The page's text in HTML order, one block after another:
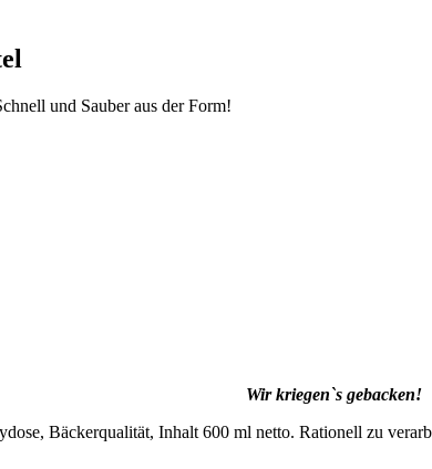
und Sauber aus der Form!
Wir kriegen`s gebacken!
Bäckerqualität, Inhalt 600 ml netto. Rationell zu